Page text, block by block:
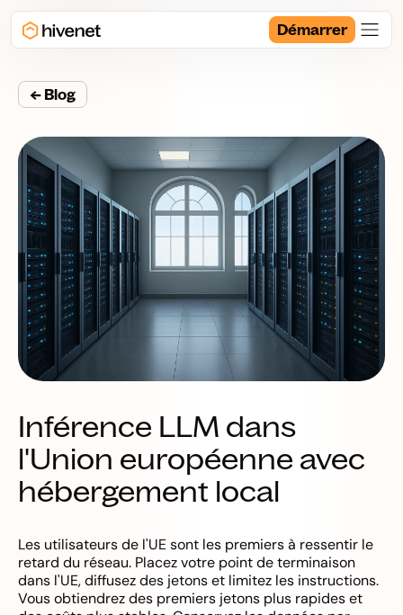
Démarrer
← Blog
Inférence LLM dans
l'Union européenne avec
hébergement local
Les utilisateurs de l'UE sont les premiers à ressentir le
retard du réseau. Placez votre point de terminaison
dans l'UE, diffusez des jetons et limitez les instructions.
Vous obtiendrez des premiers jetons plus rapides et